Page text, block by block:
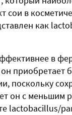
в
как
в
приобретает
поскольку
он с
lactobacillus/